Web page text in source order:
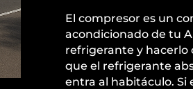
El compresor es un
acondicionado de tu
refrigerante y hacerlo
que el refrigerante
entra al habitáculo. Si